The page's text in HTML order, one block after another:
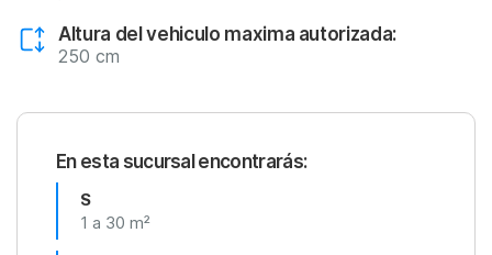
Altura del vehiculo maxima autorizada:
250 cm
En esta sucursal encontrarás:
S
1 a 30 m²